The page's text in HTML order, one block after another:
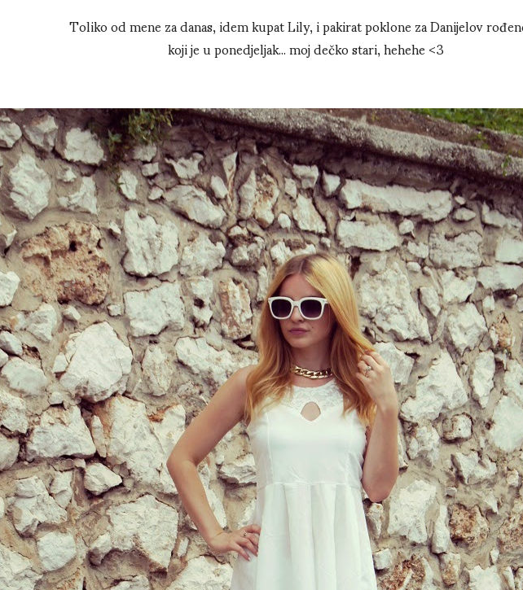
Toliko od mene za danas, idem kupat Lily, i pakirat poklone za Danijelov
koji je u ponedjeljak... moj dečko stari, hehehe <3